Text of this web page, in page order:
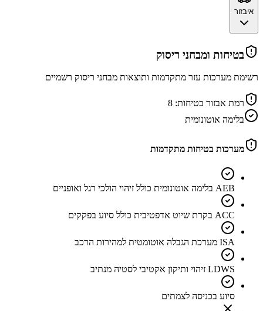
איבזור
בטיחות ומבחני ריסוק
רשימת מערכות עזר מתקדמות ותוצאות מבחני ריסוק רשמיים
רמת אבזור בטיחות: 8
בלימה אוטונומית
מערכות בטיחות מתקדמות
AEB בלימה אוטונומית כולל זיהוי הולכי רגל ואופניים
ACC בקרת שיוט אדפטיבית כולל סיוע בפקקים
ISA מערכת הגבלה אוטומטית למהירות הרכב
LDWS זיהוי ותיקון אקטיבי לסטיה מנתיב
סיוע בכניסה לצמתים